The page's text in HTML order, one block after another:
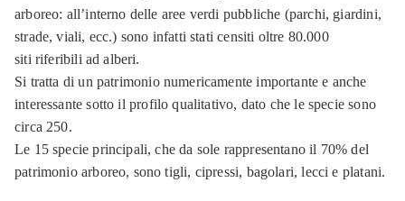
arboreo: all’interno delle aree verdi pubbliche (parchi, giardini,
strade, viali, ecc.) sono infatti stati censiti oltre 80.000
siti riferibili ad alberi.
Si tratta di un patrimonio numericamente importante e anche
interessante sotto il profilo qualitativo, dato che le specie sono
circa 250.
Le 15 specie principali, che da sole rappresentano il 70% del
patrimonio arboreo, sono tigli, cipressi, bagolari, lecci e platani.